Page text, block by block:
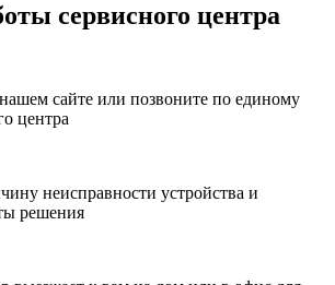
сервисного центра
нашем сайте или позвоните по единому
центра
неисправности устройства и
решения